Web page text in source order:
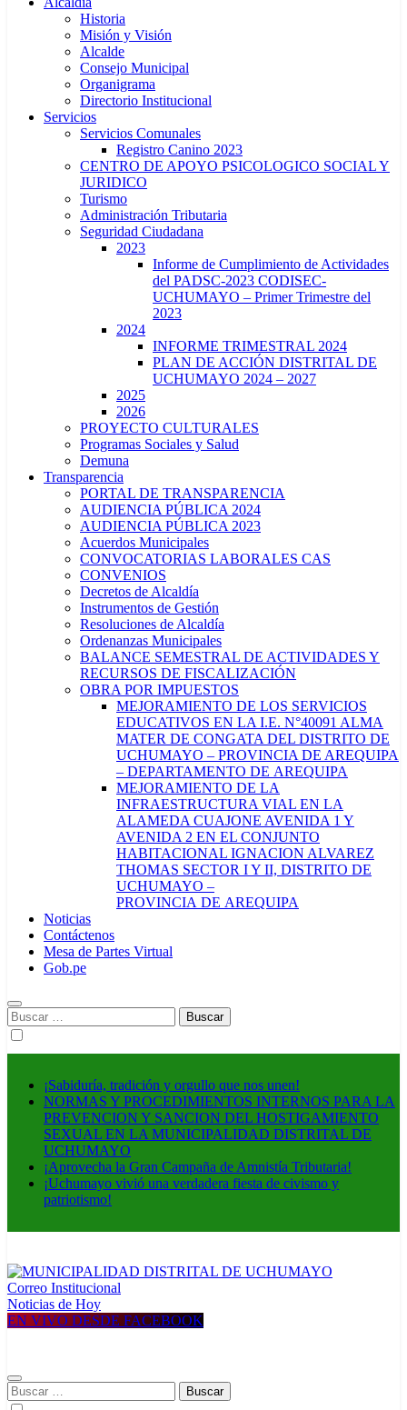
Historia
Misión y Visión
Alcalde
Consejo Municipal
Organigrama
Directorio Institucional
Servicios
Servicios Comunales
Registro Canino 2023
CENTRO DE APOYO PSICOLOGICO SOCIAL Y
JURIDICO
Turismo
Administración Tributaria
Seguridad Ciudadana
2023
Informe de Cumplimiento de Actividades
del PADSC-2023 CODISEC-
UCHUMAYO – Primer Trimestre del
2023
2024
INFORME TRIMESTRAL 2024
PLAN DE ACCIÓN DISTRITAL DE
UCHUMAYO 2024 – 2027
2025
2026
PROYECTO CULTURALES
Programas Sociales y Salud
Demuna
Transparencia
PORTAL DE TRANSPARENCIA
AUDIENCIA PÚBLICA 2024
AUDIENCIA PÚBLICA 2023
Acuerdos Municipales
CONVOCATORIAS LABORALES CAS
CONVENIOS
Decretos de Alcaldía
Instrumentos de Gestión
Resoluciones de Alcaldía
Ordenanzas Municipales
BALANCE SEMESTRAL DE ACTIVIDADES Y
RECURSOS DE FISCALIZACIÓN
OBRA POR IMPUESTOS
MEJORAMIENTO DE LOS SERVICIOS
EDUCATIVOS EN LA I.E. N°40091 ALMA
MATER DE CONGATA DEL DISTRITO DE
UCHUMAYO – PROVINCIA DE AREQUIPA
– DEPARTAMENTO DE AREQUIPA
MEJORAMIENTO DE LA
INFRAESTRUCTURA VIAL EN LA
ALAMEDA CUAJONE AVENIDA 1 Y
AVENIDA 2 EN EL CONJUNTO
HABITACIONAL IGNACION ALVAREZ
THOMAS SECTOR I Y II, DISTRITO DE
UCHUMAYO –
PROVINCIA DE AREQUIPA
Noticias
Contáctenos
Mesa de Partes Virtual
Gob.pe
Buscar:
¡Sabiduría, tradición y orgullo que nos unen!
NORMAS Y PROCEDIMIENTOS INTERNOS PARA LA
PREVENCION Y SANCION DEL HOSTIGAMIENTO
SEXUAL EN LA MUNICIPALIDAD DISTRITAL DE
UCHUMAYO
¡Aprovecha la Gran Campaña de Amnistía Tributaria!
¡Uchumayo vivió una verdadera fiesta de civismo y
patriotismo!
MUNICIPALIDAD DISTRITAL DE UCHUMAYO
Construyendo una nueva Historia
Correo Institucional
Noticias de Hoy
EN VIVO DESDE FACEBOOK
Buscar: